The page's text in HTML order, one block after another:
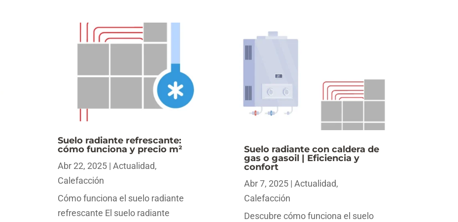
Suelo radiante refrescante:
cómo funciona y precio m²
Abr 22, 2025| Actualidad,
Calefacción
Cómo funciona el suelo radiante
refrescante El suelo radiante
Suelo radiante con caldera de
gas o gasoil | Eficiencia y
confort
Abr 7, 2025| Actualidad,
Calefacción
Descubre cómo funciona el suelo